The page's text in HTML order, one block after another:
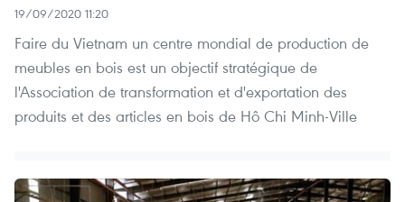
19/09/2020 11:20
Faire du Vietnam un centre mondial de production de
meubles en bois est un objectif stratégique de
l'Association de transformation et d'exportation des
produits et des articles en bois de Hô Chi Minh-Ville